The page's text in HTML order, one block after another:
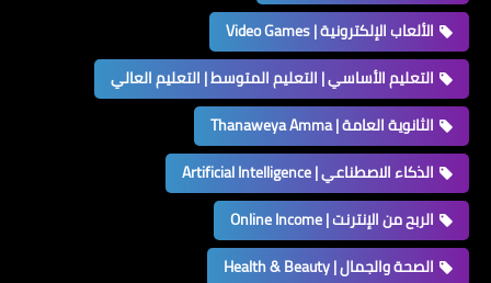
الألعاب الإلكترونية | Video Games
التعليم الأساسي | التعليم المتوسط | التعليم العالي
الثانوية العامة | Thanaweya Amma
الذكاء الاصطناعي | Artificial Intelligence
الربح من الإنترنت | Online Income
الصحة والجمال | Health & Beauty